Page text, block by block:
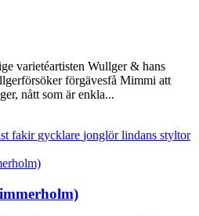
varietéartisten Wullger & hans
förgävesfå Mimmi att
nått som är enkla...
fakir gycklare jonglörlindans styltor